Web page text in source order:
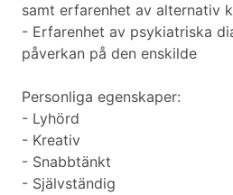
samt erfarenhet av alternativ
- Erfarenhet av psykiatriska
påverkan på den enskilde
Personliga egenskaper:
- Lyhörd
- Kreativ
- Snabbtänkt
- Självständig